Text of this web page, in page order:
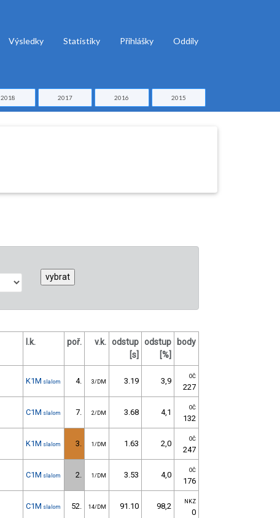
Výsledky Statistiky Přihlášky Oddíly
2018 2017 2016 2015
l.k. poř. v.k. odstup
[s]
odstup
[%]
body
K1M slalom 4. 3/DM 3.19 3,9 OČ
227
C1M slalom 7. 2/DM 3.68 4,1 OČ
132
K1M slalom 3. 1/DM 1.63 2,0 OČ
247
C1M slalom 2. 1/DM 3.53 4,0 OČ
176
C1M slalom 52. 14/DM 91.10 98,2 NKZ
0